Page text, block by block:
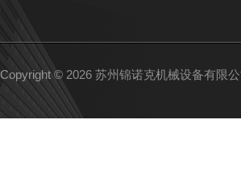
Copyright © 2026 苏州锦诺克机械设备有限